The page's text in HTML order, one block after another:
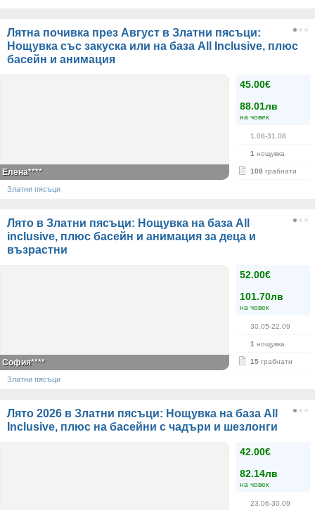
Лятна почивка през Август в Златни пясъци:
Нощувка със закуска или на база All Inclusive, плюс
басейн и анимация
45.00€
88.01лв
на човек
1.08-31.08
1 нощувка
108 грабнати
Елена****
Златни пясъци
Лято в Златни пясъци: Нощувка на база Аll
inclusive, плюс басейн и анимация за деца и
възрастни
52.00€
101.70лв
на човек
30.05-22.09
1 нощувка
15 грабнати
София****
Златни пясъци
Лято 2026 в Златни пясъци: Нощувка на база All
Inclusive, плюс на басейни с чадъри и шезлонги
42.00€
82.14лв
на човек
23.06-30.09